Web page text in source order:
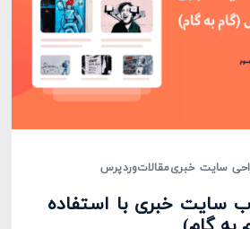
سایت خبریمقالاتوردپرس
سایت خبری با استفاده